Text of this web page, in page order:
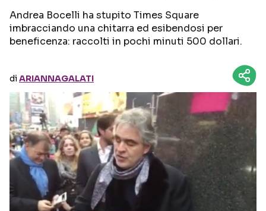
GOSSIP E CURIOSITÀ
TALENT SHOW
Seguici sui social
Andrea Bocelli ha stupito Times Square
imbracciando una chitarra ed esibendosi per
beneficenza: raccolti in pochi minuti 500 dollari.
diARIANNAGALATI